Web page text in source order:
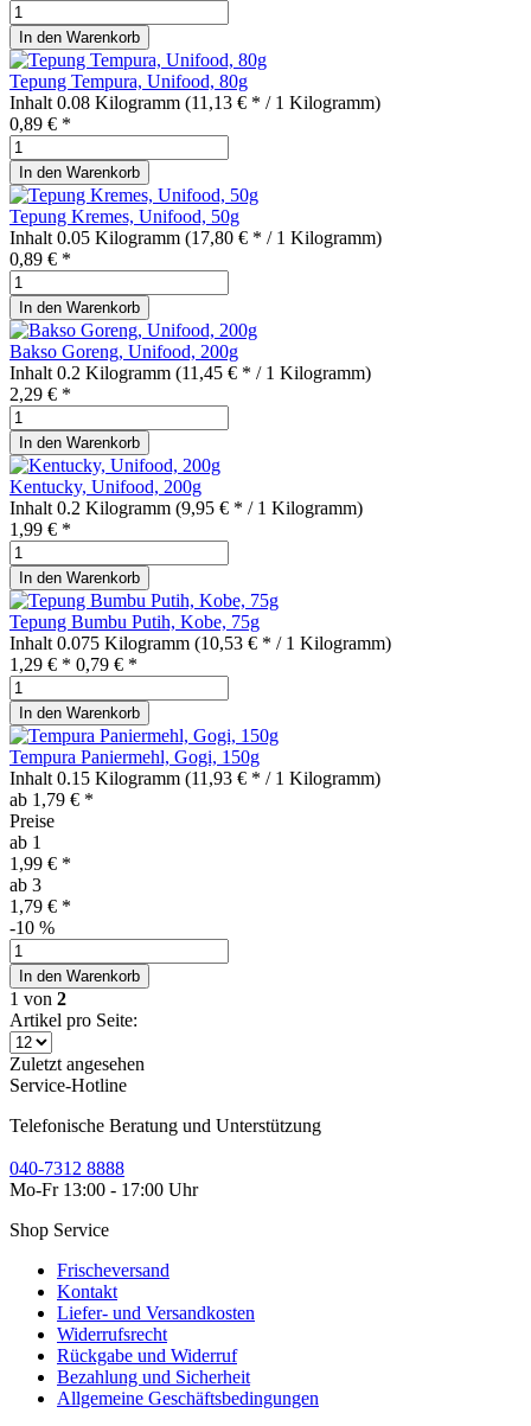
In den Warenkorb
Tepung Tempura, Unifood, 80g
Inhalt 0.08 Kilogramm (11,13 € * / 1 Kilogramm)
0,89 € *
In den Warenkorb
Tepung Kremes, Unifood, 50g
Inhalt 0.05 Kilogramm (17,80 € * / 1 Kilogramm)
0,89 € *
In den Warenkorb
Bakso Goreng, Unifood, 200g
Inhalt 0.2 Kilogramm (11,45 € * / 1 Kilogramm)
2,29 € *
In den Warenkorb
Kentucky, Unifood, 200g
Inhalt 0.2 Kilogramm (9,95 € * / 1 Kilogramm)
1,99 € *
In den Warenkorb
Tepung Bumbu Putih, Kobe, 75g
Inhalt 0.075 Kilogramm (10,53 € * / 1 Kilogramm)
1,29 € * 0,79 € *
In den Warenkorb
Tempura Paniermehl, Gogi, 150g
Inhalt 0.15 Kilogramm (11,93 € * / 1 Kilogramm)
ab 1,79 € *
Preise
ab 1
1,99 € *
ab 3
1,79 € *
-10 %
In den Warenkorb
1 von 2
Artikel pro Seite:
Zuletzt angesehen
Service-Hotline
Telefonische Beratung und Unterstützung
040-7312 8888
Mo-Fr 13:00 - 17:00 Uhr
Shop Service
Frischeversand
Kontakt
Liefer- und Versandkosten
Widerrufsrecht
Rückgabe und Widerruf
Bezahlung und Sicherheit
Allgemeine Geschäftsbedingungen